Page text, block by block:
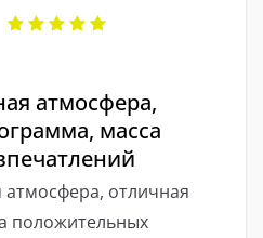
атмосфера,
масса
отличная
положительных